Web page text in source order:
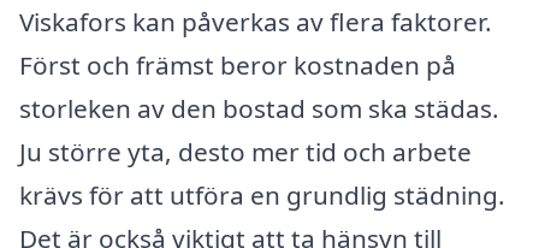
Viskafors kan påverkas av flera faktorer.
Först och främst beror kostnaden på
storleken av den bostad som ska städas.
Ju större yta, desto mer tid och arbete
krävs för att utföra en grundlig städning.
Det är också viktigt att ta hänsyn till